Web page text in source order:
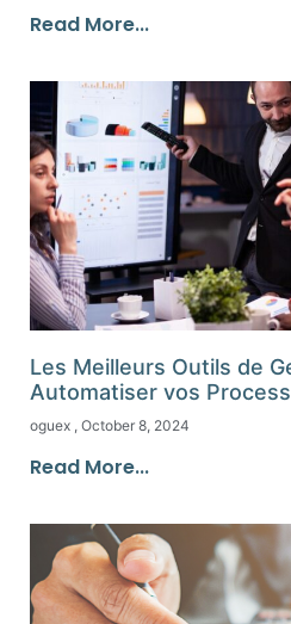
Read More...
Les Meilleurs Outils de
Automatiser vos
oguex October 8, 2024
Read More...